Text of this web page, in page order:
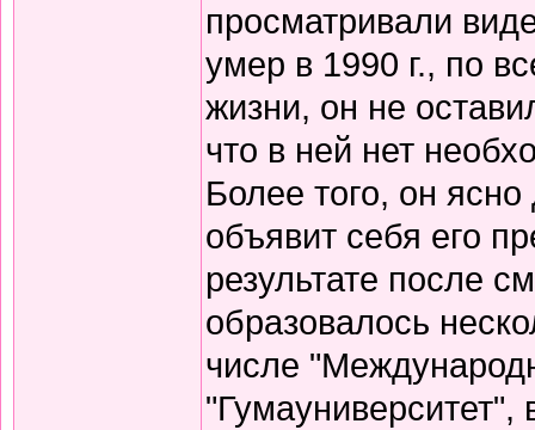
просматривали
умер в 1990 г., по
жизни, он не
что в ней нет
Более того, он
объявит себя его
результате после
образовалось
числе
"Гумауниверситет",